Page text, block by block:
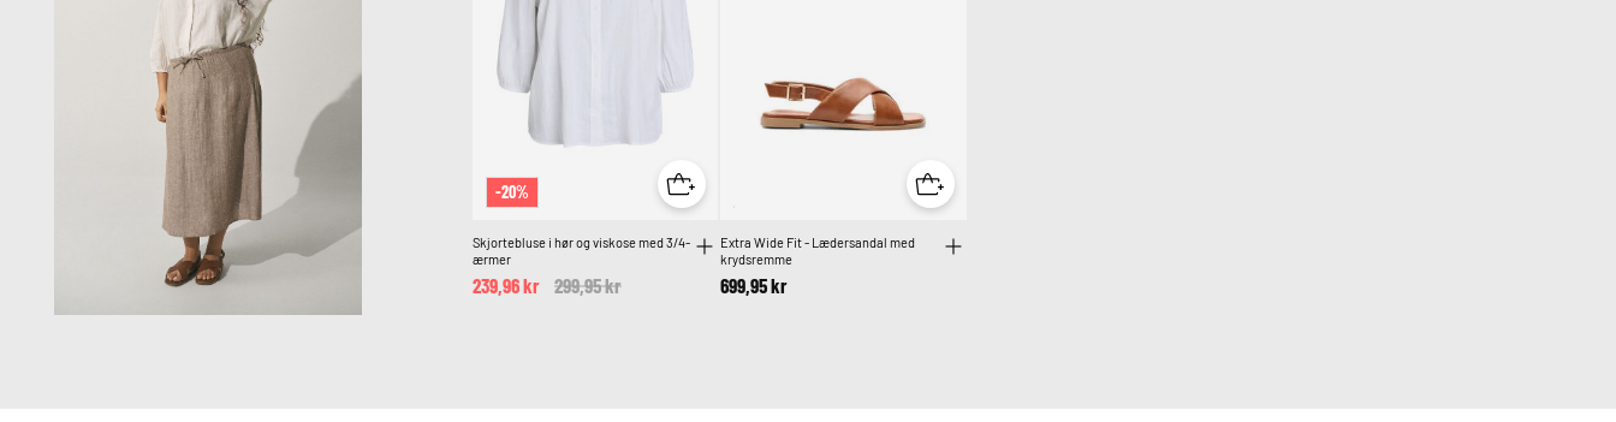
-20%
Skjortebluse i hør og viskose med 3/4-
ærmer
Price reduced from
299,95 krto
239,96 kr
Extra Wide Fit - Lædersandal med
krydsremme
699,95 kr